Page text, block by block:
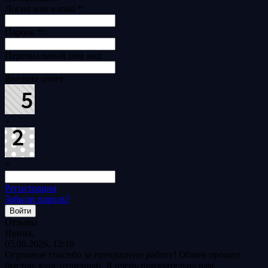
Логин или e-mail
:
Пароль :
Персональный пин код:
Введите ответ
+
Регистрация
Забыли пароль?
Отзывы
Ирина,
05.08.2026, 12:10
Огромное спасибо за прекрасную работу! Обмен прошел
быстро, курс отличный. Я очень признательна вам.